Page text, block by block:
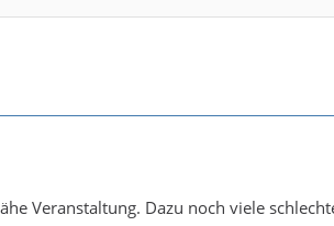
Veranstaltung. Dazu noch viele